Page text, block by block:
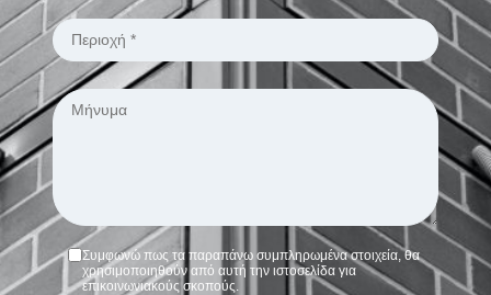
Συμφωνώ πως τα παραπάνω συμπληρωμένα στοιχεία, θα
χρησιμοποιηθούν από αυτή την ιστοσελίδα για
επικοινωνιακούς σκοπούς.